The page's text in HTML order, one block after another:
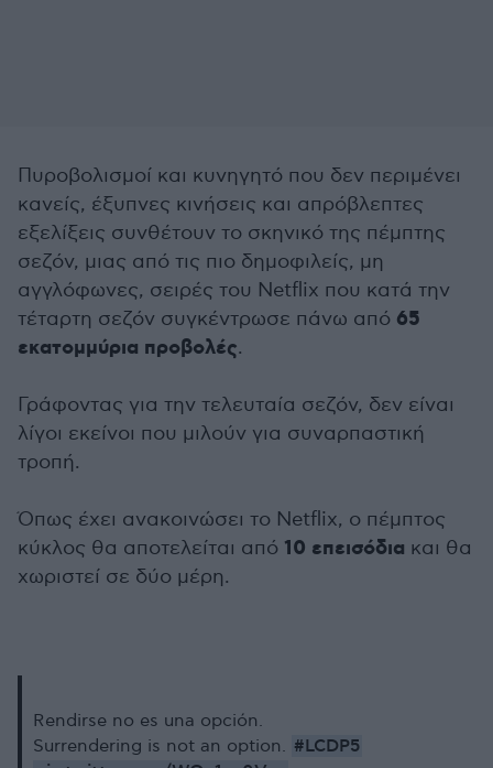
Πυροβολισμοί και κυνηγητό που δεν περιμένει
κανείς, έξυπνες κινήσεις και απρόβλεπτες
εξελίξεις συνθέτουν το σκηνικό της πέμπτης
σεζόν, μιας από τις πιο δημοφιλείς, μη
αγγλόφωνες, σειρές του Netflix που κατά την
τέταρτη σεζόν συγκέντρωσε πάνω από 65
εκατομμύρια προβολές.
Γράφοντας για την τελευταία σεζόν, δεν είναι
λίγοι εκείνοι που μιλούν για συναρπαστική
τροπή.
Όπως έχει ανακοινώσει το Netflix, ο πέμπτος
κύκλος θα αποτελείται από 10 επεισόδια και θα
χωριστεί σε δύο μέρη.
Rendirse no es una opción.
Surrendering is not an option. #LCDP5